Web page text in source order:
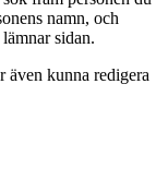
namn, och
sidan.
även kunna redigera